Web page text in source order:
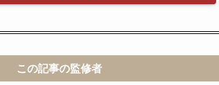
この記事の監修者